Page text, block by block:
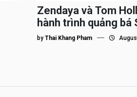
Zendaya và Tom
hành trình quảng bá
by Thai Khang Pham